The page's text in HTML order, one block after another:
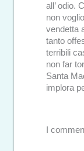
all’ odio.
non
vendetta
tanto
terribili
non far
Santa
implora
I